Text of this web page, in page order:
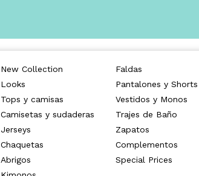
New Collection
Looks
Tops y camisas
Camisetas y sudaderas
Jerseys
Chaquetas
Abrigos
Faldas
Pantalones y Shorts
Vestidos y Monos
Trajes de Baño
Zapatos
Complementos
Special Prices